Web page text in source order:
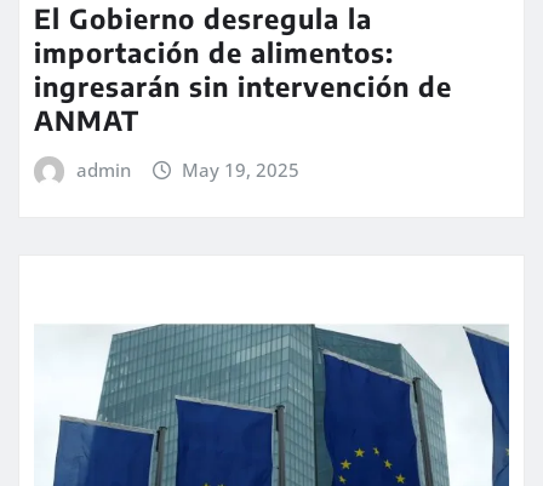
El Gobierno desregula la
importación de alimentos:
ingresarán sin intervención de
ANMAT
admin May 19, 2025